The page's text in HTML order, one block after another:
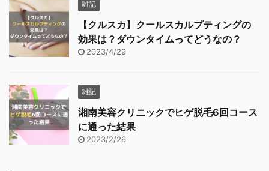
雑記
【クルスカ】クールスカルプティングの
効果は？ダウンタイムってどうなの？
2023/4/29
雑記
湘南美容クリニックでヒゲ脱毛6回コース
に通った結果
2023/2/26